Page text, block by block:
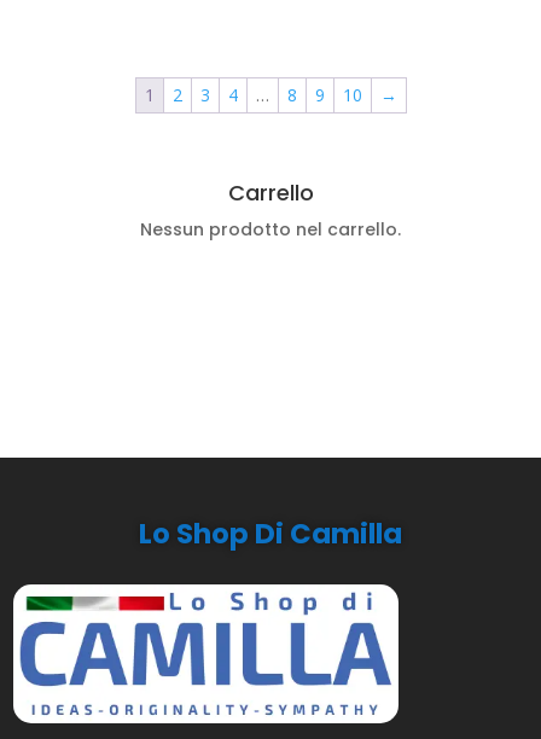
1 2 3 4 … 8 9 10 →
Carrello
Nessun prodotto nel carrello.
Lo Shop Di Camilla